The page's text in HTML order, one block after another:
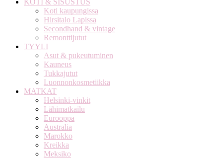
KOTI & SISUSTUS
Koti kaupungissa
Hirsitalo Lapissa
Secondhand & vintage
Remonttijutut
TYYLI
Asut & pukeutuminen
Kauneus
Tukkajutut
Luonnonkosmetiikka
MATKAT
Helsinki-vinkit
Lähimatkailu
Eurooppa
Australia
Marokko
Kreikka
Meksiko